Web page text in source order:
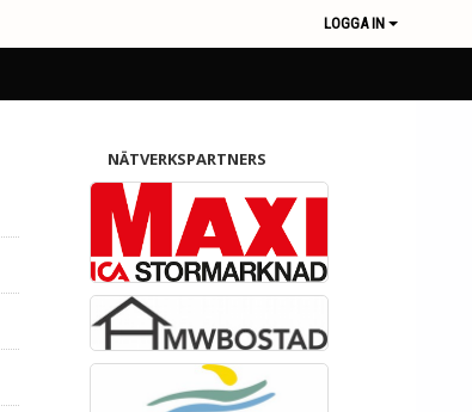
LOGGA IN
NÄTVERKSPARTNERS